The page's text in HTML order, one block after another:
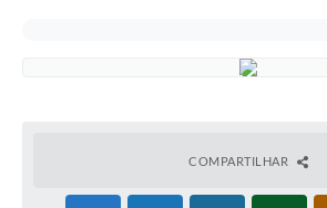
COMPARTILHAR